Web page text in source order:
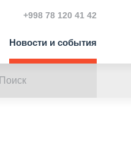
Новости и события
+998 78 120 41 42